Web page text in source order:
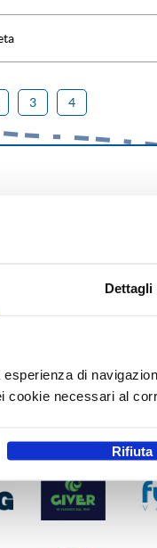
Dettagli
di
cookie necessari al
Rifiuta
3 4